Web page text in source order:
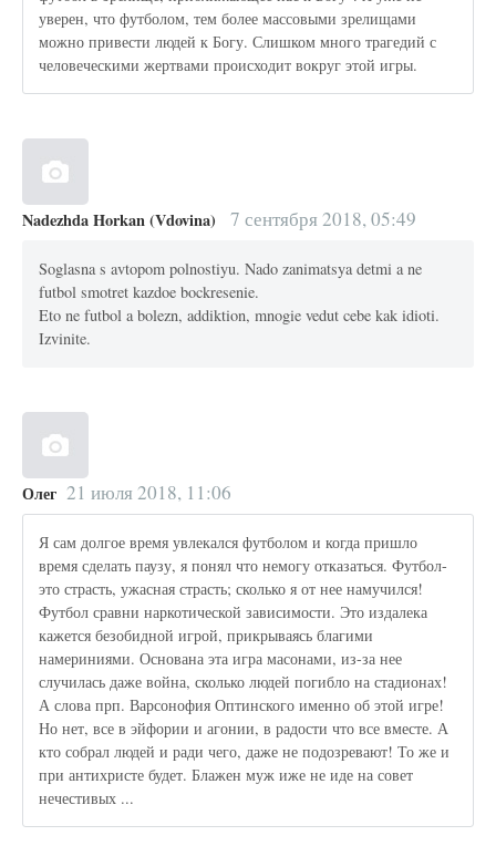
уверен, что футболом, тем более массовыми зрелищами
можно привести людей к Богу. Слишком много трагедий с
человеческими жертвами происходит вокруг этой игры.
Nadezhda Horkan (Vdovina) 7 сентября 2018, 05:49
Soglasna s avtopom polnostiyu. Nado zanimatsya detmi a ne
futbol smotret kazdoe bockresenie.
Eto ne futbol a bolezn, addiktion, mnogie vedut cebe kak idioti.
Izvinite.
Олег 21 июля 2018, 11:06
Я сам долгое время увлекался футболом и когда пришло
время сделать паузу, я понял что немогу отказаться. Футбол-
это страсть, ужасная страсть; сколько я от нее намучился!
Футбол сравни наркотической зависимости. Это издалека
кажется безобидной игрой, прикрываясь благими
намериниями. Основана эта игра масонами, из-за нее
случилась даже война, сколько людей погибло на стадионах!
А слова прп. Варсонофия Оптинского именно об этой игре!
Но нет, все в эйфории и агонии, в радости что все вместе. А
кто собрал людей и ради чего, даже не подозревают! То же и
при антихристе будет. Блажен муж иже не иде на совет
нечестивых ...